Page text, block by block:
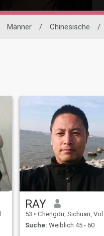
Männer / Chinesische /
RAY
53 • Chengdu, Sichuan, Volksrep. China
Suche: Weiblich 45 - 60